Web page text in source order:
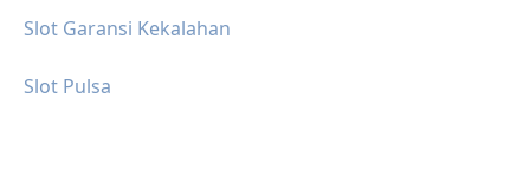
Slot Garansi Kekalahan
Slot Pulsa